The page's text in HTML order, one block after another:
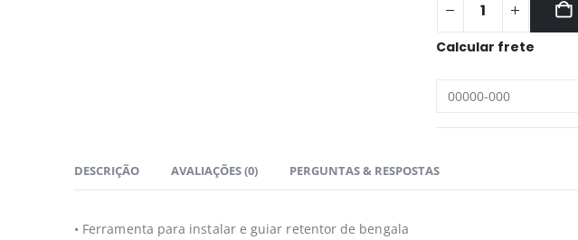
Calcular frete
DESCRIÇÃO AVALIAÇÕES (0) PERGUNTAS & RESPOSTAS
• Ferramenta para instalar e guiar retentor de bengala